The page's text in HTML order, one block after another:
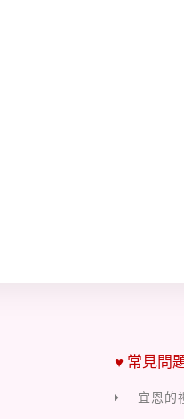
♥ 常見問
宜恩的